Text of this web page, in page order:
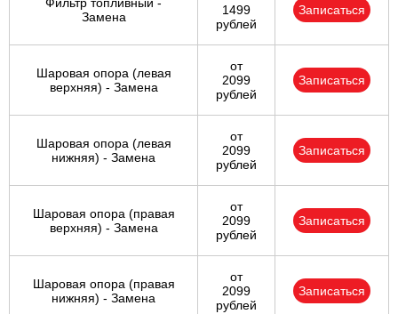
Фильтр топливный -
Замена
1499
рублей
Записаться
Шаровая опора (левая
верхняя) - Замена
от
2099
рублей
Записаться
Шаровая опора (левая
нижняя) - Замена
от
2099
рублей
Записаться
Шаровая опора (правая
верхняя) - Замена
от
2099
рублей
Записаться
Шаровая опора (правая
нижняя) - Замена
от
2099
рублей
Записаться